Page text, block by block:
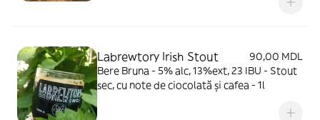
Labrewtory Irish Stout
90,00 MDL
Bere Bruna - 5% alc, 13%ext, 23 IBU - Stout
sec, cu note de ciocolată și cafea - 1l